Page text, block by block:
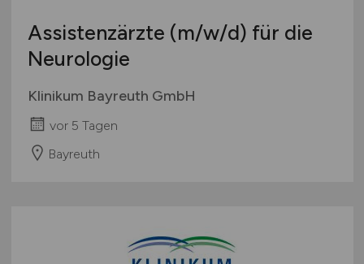
Assistenzärzte (m/w/d) für die
Neurologie
Klinikum Bayreuth GmbH
vor 5 Tagen
Bayreuth